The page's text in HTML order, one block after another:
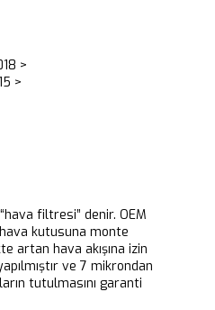
>
>
filtresi” denir. OEM
kutusuna monte
artan hava akışına izin
ve 7 mikrondan
tutulmasını garanti